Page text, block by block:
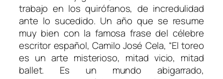
trabajo en los quirófanos, de incredulidad
ante lo sucedido. Un año que se resume
muy bien con la famosa frase del célebre
escritor español, Camilo José Cela, “El toreo
es un arte misterioso, mitad vicio, mitad
ballet. Es un mundo abigarrado,